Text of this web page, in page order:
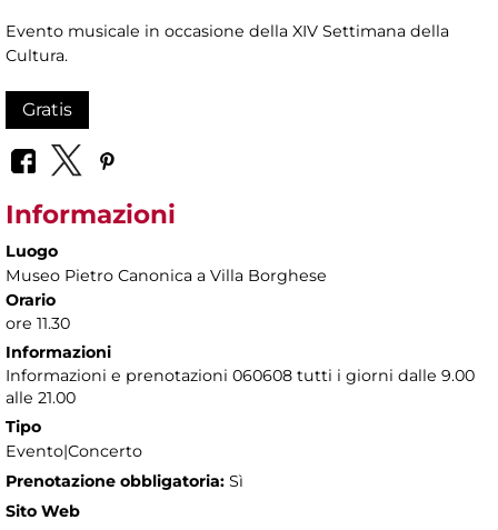
Evento musicale in occasione della XIV Settimana della
Cultura.
Gratis
Informazioni
Luogo
Museo Pietro Canonica a Villa Borghese
Orario
ore 11.30
Informazioni
Informazioni e prenotazioni 060608 tutti i giorni dalle 9.00
alle 21.00
Tipo
Evento|Concerto
Prenotazione obbligatoria: Sì
Sito Web